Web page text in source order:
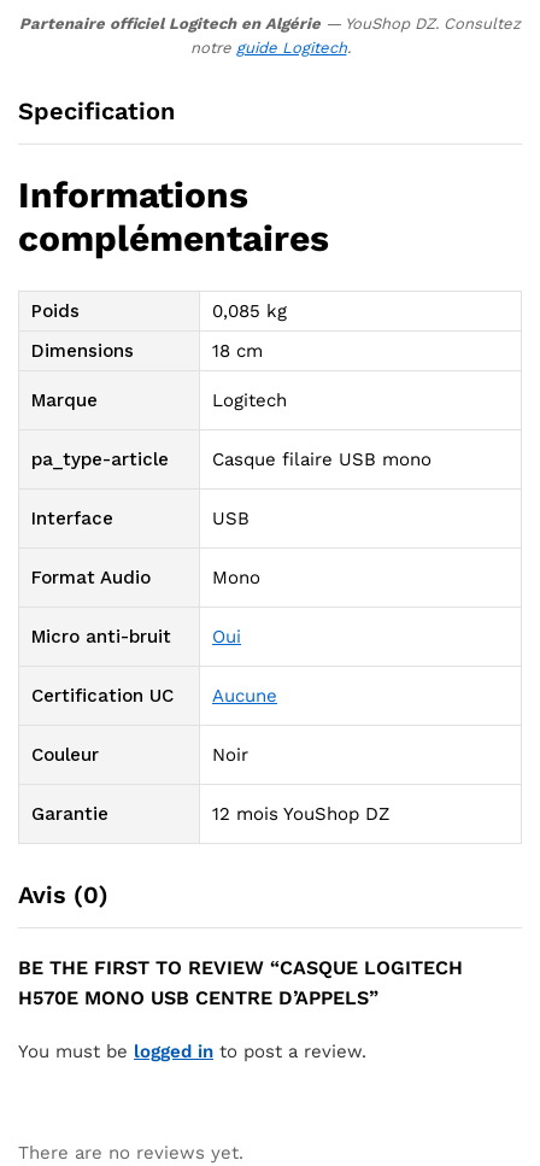
Partenaire officiel Logitech en Algérie — YouShop DZ. Consultez
notre guide Logitech.
Specification
Informations
complémentaires
Poids
0,085 kg
Dimensions
18 cm
Marque Logitech
pa_type-article Casque filaire USB mono
Interface USB
Format Audio Mono
Micro anti-bruit Oui
Certification UC Aucune
Couleur Noir
Garantie 12 mois YouShop DZ
Avis (0)
BE THE FIRST TO REVIEW “CASQUE LOGITECH
H570E MONO USB CENTRE D’APPELS”
You must be logged in to post a review.
There are no reviews yet.